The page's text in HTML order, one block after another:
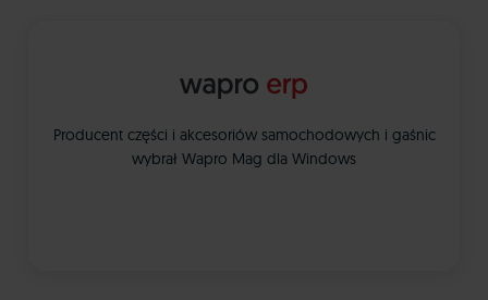
Producent części i akcesoriów samochodowych i gaśnic
wybrał Wapro Mag dla Windows